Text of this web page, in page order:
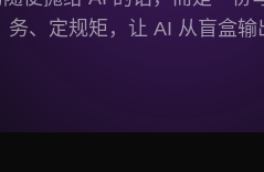
务、定规矩，让 AI 从盲盒输